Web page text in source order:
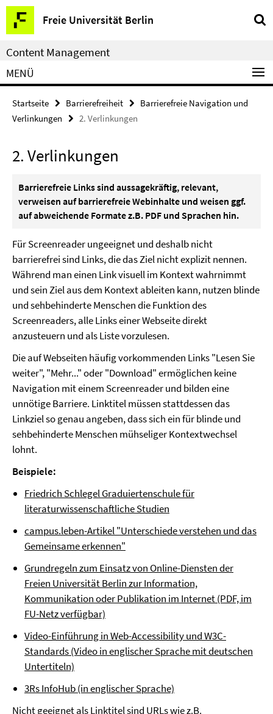
Freie Universität Berlin
Service-
Navigation
Content Management
MENÜ
Startseite Barrierefreiheit
Barrierefreie Navigation und
Verlinkungen
2. Verlinkungen
2. Verlinkungen
Barrierefreie Links sind aussagekräftig, relevant,
verweisen auf barrierefreie Webinhalte und weisen ggf.
auf abweichende Formate z.B. PDF und Sprachen hin.
Für Screenreader ungeeignet und deshalb nicht
barrierefrei sind Links, die das Ziel nicht explizit nennen.
Während man einen Link visuell im Kontext wahrnimmt
und sein Ziel aus dem Kontext ableiten kann, nutzen blinde
und sehbehinderte Menschen die Funktion des
Screenreaders, alle Links einer Webseite direkt
anzusteuern und als Liste vorzulesen.
Die auf Webseiten häufig vorkommenden Links "Lesen Sie
weiter", "Mehr..." oder "Download" ermöglichen keine
Navigation mit einem Screenreader und bilden eine
unnötige Barriere. Linktitel müssen stattdessen das
Linkziel so genau angeben, dass sich ein für blinde und
sehbehinderte Menschen mühseliger Kontextwechsel
lohnt.
Beispiele:
Friedrich Schlegel Graduiertenschule für
literaturwissenschaftliche Studien
campus.leben-Artikel "Unterschiede verstehen und das
Gemeinsame erkennen"
Grundregeln zum Einsatz von Online-Diensten der
Freien Universität Berlin zur Information,
Kommunikation oder Publikation im Internet (PDF, im
FU-Netz verfügbar)
Video-Einführung in Web-Accessibility und W3C-
Standards (Video in englischer Sprache mit deutschen
Untertiteln)
3Rs InfoHub (in englischer Sprache)
Nicht geeignet als Linktitel sind URLs wie z.B.